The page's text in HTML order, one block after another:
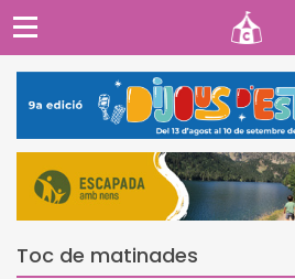
Toc de matinades